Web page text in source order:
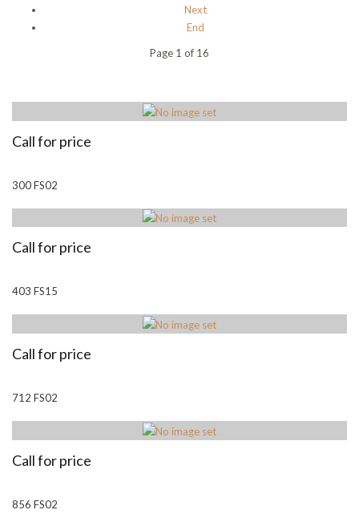
Next
End
Page 1 of 16
Call for price
300 FS02
Call for price
403 FS15
Call for price
712 FS02
Call for price
856 FS02